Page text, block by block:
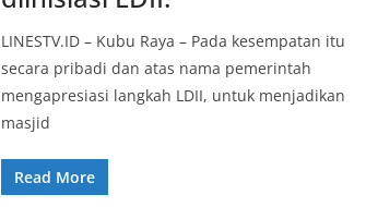
LINESTV.ID – Kubu Raya – Pada kesempatan itu
secara pribadi dan atas nama pemerintah
mengapresiasi langkah LDII, untuk menjadikan
masjid
Read More